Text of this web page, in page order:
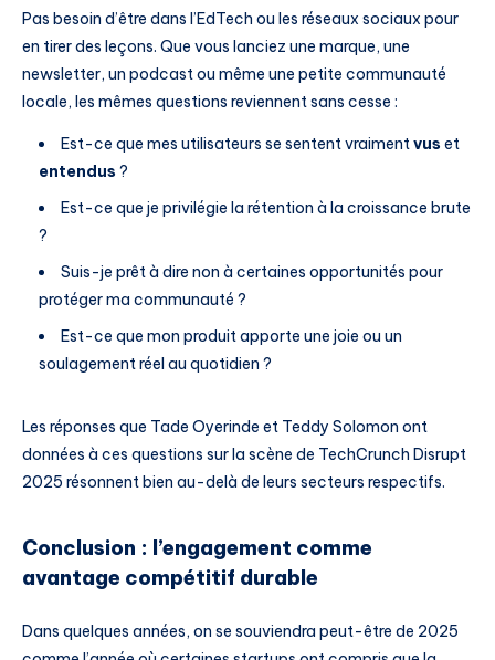
Pas besoin d’être dans l’EdTech ou les réseaux sociaux pour
en tirer des leçons. Que vous lanciez une marque, une
newsletter, un podcast ou même une petite communauté
locale, les mêmes questions reviennent sans cesse :
Est-ce que mes utilisateurs se sentent vraimentvus et
entendus ?
Est-ce que je privilégie la rétention à la croissance brute
?
Suis-je prêt à dire non à certaines opportunités pour
protéger ma communauté ?
Est-ce que mon produit apporte une joie ou un
soulagement réel au quotidien ?
Les réponses que Tade Oyerinde et Teddy Solomon ont
données à ces questions sur la scène de TechCrunch Disrupt
2025 résonnent bien au-delà de leurs secteurs respectifs.
Conclusion : l’engagement comme
avantage compétitif durable
Dans quelques années, on se souviendra peut-être de 2025